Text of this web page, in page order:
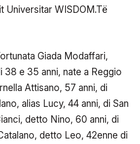
Universitar WISDOM.Të
Giada Modaffari,
38 e 35 anni, nate a Reggio
Attisano, 57 anni, di
alias Lucy, 44 anni, di San
detto Nino, 60 anni, di
detto Leo, 42enne di